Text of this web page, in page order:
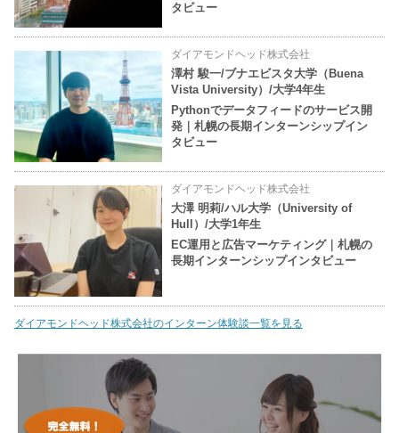
タビュー
ダイアモンドヘッド株式会社
澤村 駿一/ブナエビスタ大学（Buena
Vista University）/大学4年生
Pythonでデータフィードのサービス開
発｜札幌の長期インターンシップイン
タビュー
ダイアモンドヘッド株式会社
大澤 明莉/ハル大学（University of
Hull）/大学1年生
EC運用と広告マーケティング｜札幌の
長期インターンシップインタビュー
ダイアモンドヘッド株式会社のインターン体験談一覧を見る